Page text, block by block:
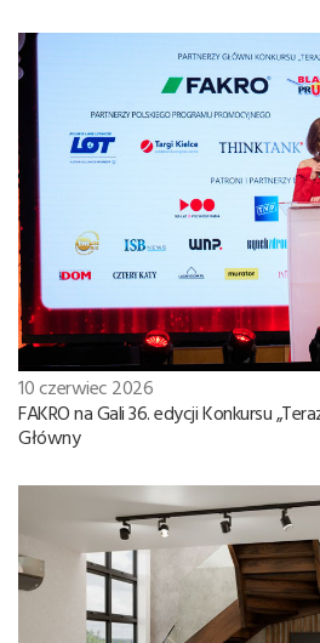
10 czerwiec 2026
FAKRO na Gali 36. edycji Konkursu
Główny